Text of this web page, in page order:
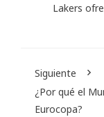
Lakers
Siguiente
¿Por qué el
Eurocopa?